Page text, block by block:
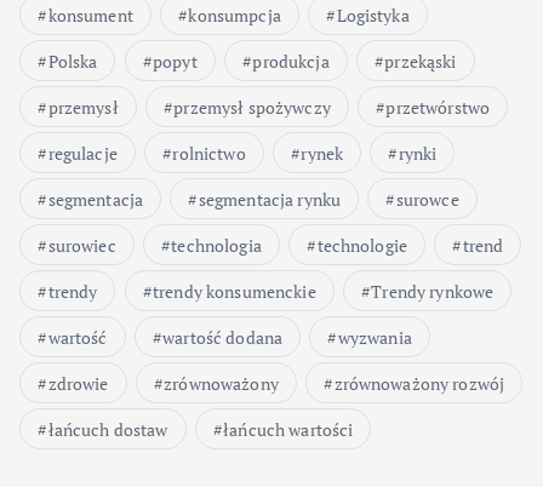
konsument
konsumpcja
Logistyka
Polska
popyt produkcja
przekąski
przemysł
przemysł spożywczy
przetwórstwo
regulacje
rolnictwo rynek
rynki
segmentacja
segmentacja rynku
surowce
surowiec
technologia technologie
trend
trendy
trendy konsumenckie
Trendy rynkowe
wartość
wartość dodana
wyzwania
zdrowie
zrównoważony
zrównoważony rozwój
łańcuch dostaw
łańcuch wartości